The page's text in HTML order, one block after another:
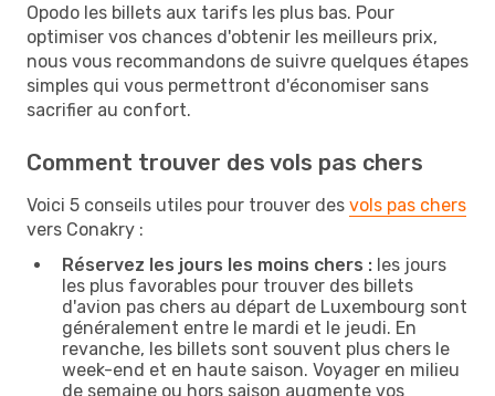
Opodo les billets aux tarifs les plus bas. Pour
optimiser vos chances d'obtenir les meilleurs prix,
nous vous recommandons de suivre quelques étapes
simples qui vous permettront d'économiser sans
sacrifier au confort.
Comment trouver des vols pas chers
Voici 5 conseils utiles pour trouver des vols pas chers
vers Conakry :
Réservez les jours les moins chers : les jours
les plus favorables pour trouver des billets
d'avion pas chers au départ de Luxembourg sont
généralement entre le mardi et le jeudi. En
revanche, les billets sont souvent plus chers le
week-end et en haute saison. Voyager en milieu
de semaine ou hors saison augmente vos